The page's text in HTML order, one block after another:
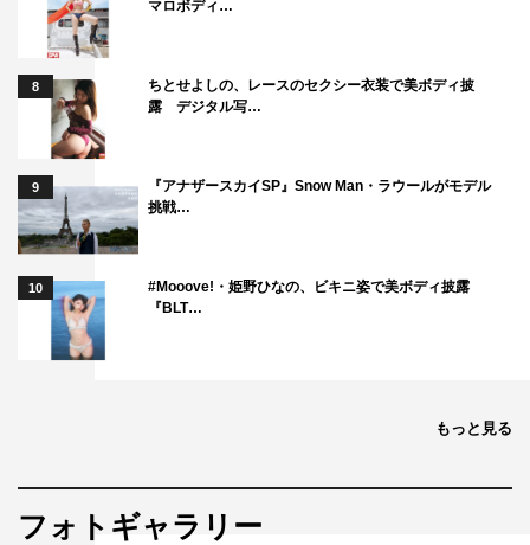
マロボディ…
8
ちとせよしの、レースのセクシー衣装で美ボディ披
露 デジタル写…
9
『アナザースカイSP』Snow Man・ラウールがモデル
挑戦…
10
#Mooove!・姫野ひなの、ビキニ姿で美ボディ披露
『BLT…
もっと見る
フォトギャラリー